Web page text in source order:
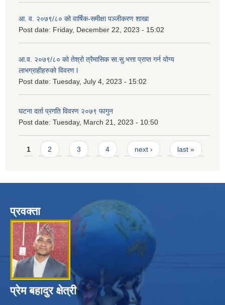
आ. व. २०७९/८० को वार्षिक-समीक्षा पञ्जीकरण शाखा
Post date: Friday, December 22, 2023 - 15:02
आ.व. २०७९/८० को तेश्रो त्रैमासिक सा.सु.भ‍त्ता प्राप्त गर्न योग्य
लाभग्राहीहरुको विवरण l
Post date: Tuesday, July 4, 2023 - 15:02
घटना दर्ता प्रगति विवरण २०७९ फागुन
Post date: Tuesday, March 21, 2023 - 10:50
Pages
1 2 3 4 next › last »
प्रवक्ता
प्रेम बहादुर क्षेत्री